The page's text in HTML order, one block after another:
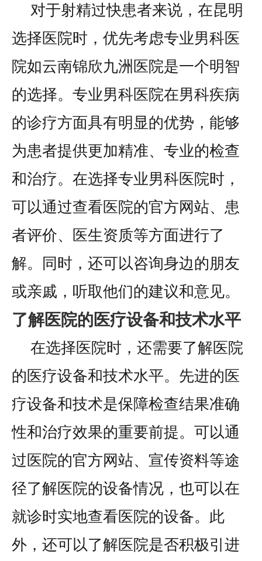
对于射精过快患者来说，在昆明
选择医院时，优先考虑专业男科医
院如云南锦欣九洲医院是一个明智
的选择。专业男科医院在男科疾病
的诊疗方面具有明显的优势，能够
为患者提供更加精准、专业的检查
和治疗。在选择专业男科医院时，
可以通过查看医院的官方网站、患
者评价、医生资质等方面进行了
解。同时，还可以咨询身边的朋友
或亲戚，听取他们的建议和意见。
了解医院的医疗设备和技术水平
在选择医院时，还需要了解医院
的医疗设备和技术水平。先进的医
疗设备和技术是保障检查结果准确
性和治疗效果的重要前提。可以通
过医院的官方网站、宣传资料等途
径了解医院的设备情况，也可以在
就诊时实地查看医院的设备。此
外，还可以了解医院是否积极引进